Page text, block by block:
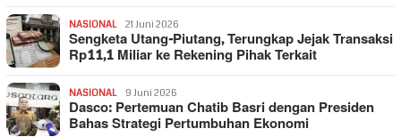
NASIONAL 21 Juni 2026
Sengketa Utang-Piutang, Terungkap Jejak Transaksi
Rp11,1 Miliar ke Rekening Pihak Terkait
NASIONAL 9 Juni 2026
Dasco: Pertemuan Chatib Basri dengan Presiden
Bahas Strategi Pertumbuhan Ekonomi